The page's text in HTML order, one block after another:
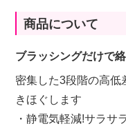
商品について
ブラッシングだけで
密集した3段階の高低
きほぐします
・静電気軽減!サラサ